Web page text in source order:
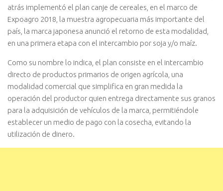
atrás implementó el plan canje de cereales, en el marco de
Expoagro 2018, la muestra agropecuaria más importante del
país, la marca japonesa anunció el retorno de esta modalidad,
en una primera etapa con el intercambio por soja y/o maíz.
Como su nombre lo indica, el plan consiste en el intercambio
directo de productos primarios de origen agrícola, una
modalidad comercial que simplifica en gran medida la
operación del productor quien entrega directamente sus granos
para la adquisición de vehículos de la marca, permitiéndole
establecer un medio de pago con la cosecha, evitando la
utilización de dinero.